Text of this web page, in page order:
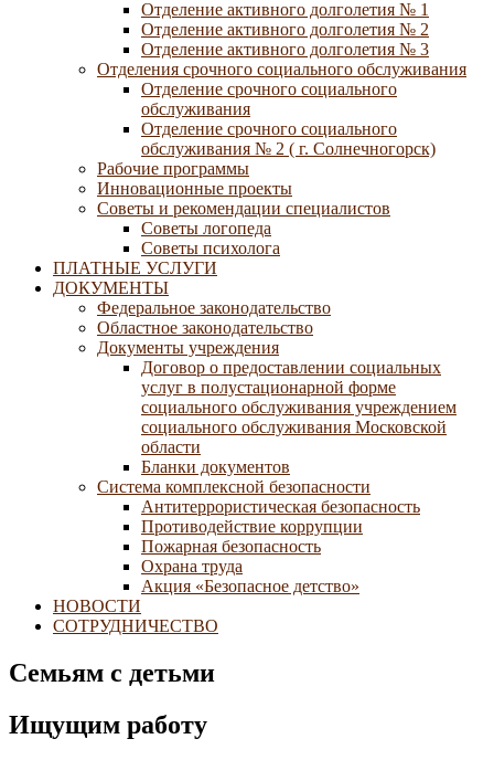
Отделение активного долголетия № 1
Отделение активного долголетия № 2
Отделение активного долголетия № 3
Отделения срочного социального обслуживания
Отделение срочного социального
обслуживания
Отделение срочного социального
обслуживания № 2 ( г. Солнечногорск)
Рабочие программы
Инновационные проекты
Советы и рекомендации специалистов
Советы логопеда
Советы психолога
ПЛАТНЫЕ УСЛУГИ
ДОКУМЕНТЫ
Федеральное законодательство
Областное законодательство
Документы учреждения
Договор о предоставлении социальных
услуг в полустационарной форме
социального обслуживания учреждением
социального обслуживания Московской
области
Бланки документов
Система комплексной безопасности
Антитеррористическая безопасность
Противодействие коррупции
Пожарная безопасность
Охрана труда
Акция «Безопасное детство»
НОВОСТИ
СОТРУДНИЧЕСТВО
Семьям с детьми
Ищущим работу